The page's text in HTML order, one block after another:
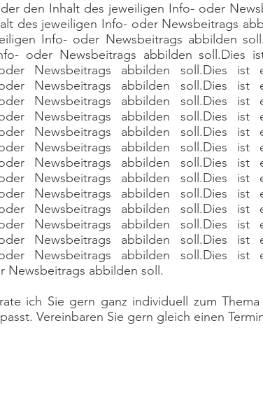
den Inhalt des jeweiligen Info- oder
des jeweiligen Info- oder Newsbeitrags
Info- oder Newsbeitrags abbilden
oder Newsbeitrags abbilden soll.Dies
Newsbeitrags abbilden soll.Dies
Newsbeitrags abbilden soll.Dies
Newsbeitrags abbilden soll.Dies
Newsbeitrags abbilden soll.Dies
Newsbeitrags abbilden soll.Dies
Newsbeitrags abbilden soll.Dies
Newsbeitrags abbilden soll.Dies
Newsbeitrags abbilden soll.Dies
Newsbeitrags abbilden soll.Dies
Newsbeitrags abbilden soll.Dies
Newsbeitrags abbilden soll.Dies
Newsbeitrags abbilden soll.Dies
Newsbeitrags abbilden soll.Dies
Newsbeitrags abbilden soll.
ich Sie gern ganz individuell zum
Vereinbaren Sie gern gleich einen